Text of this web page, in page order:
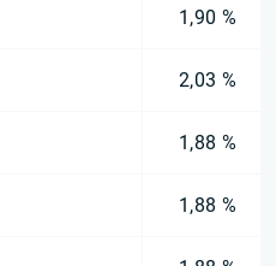
1,90 %
2,03 %
1,88 %
1,88 %